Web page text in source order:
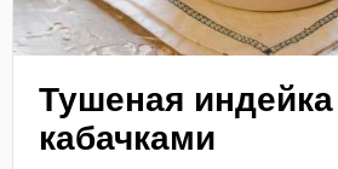
Тушеная индейка
кабачками